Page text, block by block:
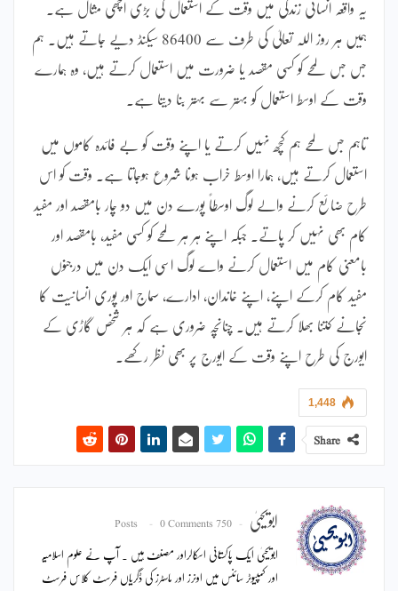
یہ واقعہ انسانی زندگی میں وقت کے استعمال کی بڑی اچھی مثال ہے۔
ہمیں ہر روز اللہ تعالیٰ کی طرف سے 86400 سیکنڈ دیے جاتے ہیں۔ ہم
جس جس لمحے کو کسی مقصد یا ضرورت میں استعمال کرتے ہیں، وہ ہمارے
وقت کے اوسط استعمال کو بہتر سے بہتر بنا دیتا ہے۔
تاہم جس لمحے ہم کچھ نہیں کرتے یا اپنے وقت کو بے فائدہ کاموں میں
استعمال کرتے ہیں، ہمارا اوسط خراب ہونا شروع ہوجاتا ہے۔ وقت کو اس
طرح ضائع کرنے والے لوگ اوسطاً پورے دن میں دو چار بامقصد اور مفید
کام بھی نہیں کر پاتے۔ جبکہ اپنے ہر ہر لمحے کو کسی مفید، بامقصد اور
بامعنی کام میں استعمال کرنے واے لوگ اسی ایک دن میں درجنوں
مفید کام کرکے اپنے، اپنے خاندان، ادارے، سماج اور پوری انسانیت کا
نجانے کتنا بھلا کرتے ہیں۔ چنانچہ ضروری ہے کہ ہر شخص گاڑی کے
ایورج کی طرح اپنے وقت کے ایورج پر بھی نظر رکھے۔
1,448
Share
ابویحییٰ 750 Posts
0 Comments
ابویحییٰ ایک پاکستانی اسکالراور مصنف ہیں ۔ آپ نے علوم اسلامیہ
اور کمپیوٹر سائنس میں اونرز اور ماسٹرز کی ڈگریاں فرسٹ کلاس فرسٹ